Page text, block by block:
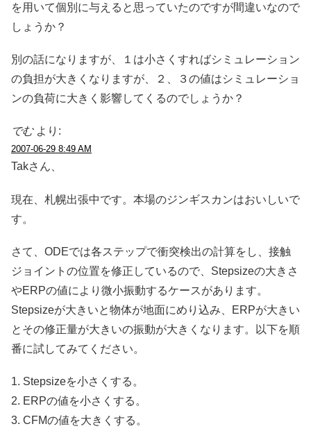
を用いて個別に与えると思っていたのですが間違いなので
しょうか？
別の話になりますが、１は小さくすればシミュレーション
の負担が大きくなりますが、２、３の値はシミュレーショ
ンの負荷に大きく影響してくるのでしょうか？
でむ より:
2007-06-29 8:49 AM
Takさん、
現在、札幌出張中です。本場のジンギスカンはおいしいで
す。
さて、ODEでは各ステップで衝突検出の計算をし、接触
ジョイントの位置を修正しているので、Stepsizeの大きさ
やERPの値により微小振動するケースがあります。
Stepsizeが大きいと物体が地面にめり込み、ERPが大きい
とその修正量が大きいの振動が大きくなります。以下を順
番に試してみてください。
1. Stepsizeを小さくする。
2. ERPの値を小さくする。
3. CFMの値を大きくする。